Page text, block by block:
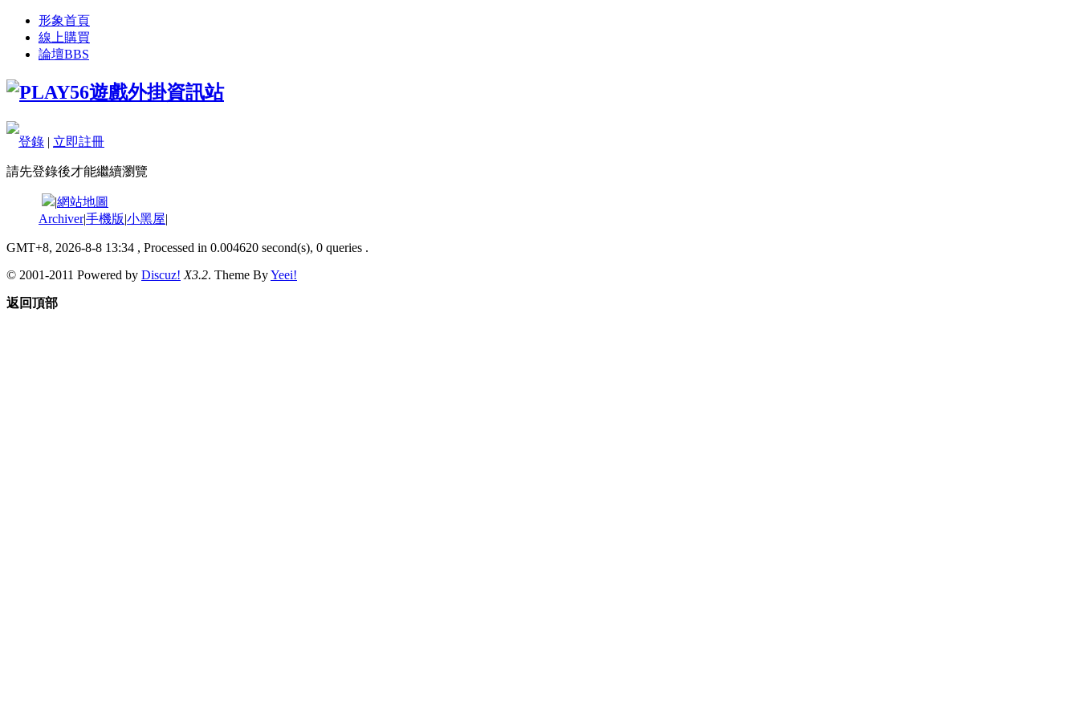
形象首頁
線上購買
論壇BBS
登錄 | 立即註冊
請先登錄後才能繼續瀏覽
|網站地圖
Archiver|手機版|小黑屋|
GMT+8, 2026-8-8 13:34 , Processed in 0.004620 second(s), 0 queries .
© 2001-2011 Powered by Discuz! X3.2. Theme ByYeei!
返回頂部